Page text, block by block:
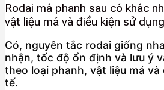
Rodai má phanh sau có khác
vật liệu má và điều kiện sử
Có, nguyên tắc rodai giống
nhận, tốc độ ổn định và lưu ý
theo loại phanh, vật liệu má
tế.